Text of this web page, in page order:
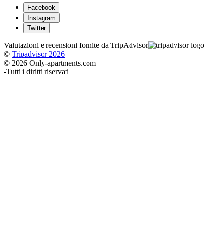
Facebook
Instagram
Twitter
Valutazioni e recensioni fornite da TripAdvisor
© Tripadvisor 2026
© 2026 Only-apartments.com
-Tutti i diritti riservati